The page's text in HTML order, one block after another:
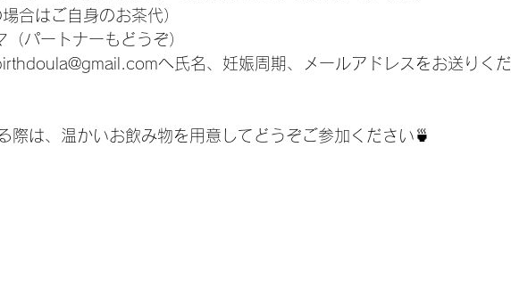
合はご自身のお茶代）
パートナーもどうぞ）
へ氏名、妊娠周期、メールアドレスをお送りくだ
際は、温かいお飲み物を用意してどうぞご参加ください🍵